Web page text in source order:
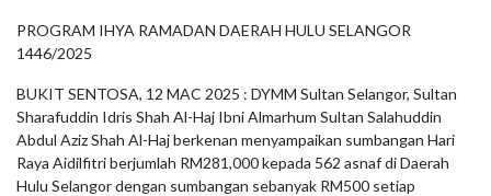
PROGRAM IHYA RAMADAN DAERAH HULU SELANGOR
1446/2025
BUKIT SENTOSA, 12 MAC 2025 : DYMM Sultan Selangor, Sultan
Sharafuddin Idris Shah Al-Haj Ibni Almarhum Sultan Salahuddin
Abdul Aziz Shah Al-Haj berkenan menyampaikan sumbangan Hari
Raya Aidilfitri berjumlah RM281,000 kepada 562 asnaf di Daerah
Hulu Selangor dengan sumbangan sebanyak RM500 setiap